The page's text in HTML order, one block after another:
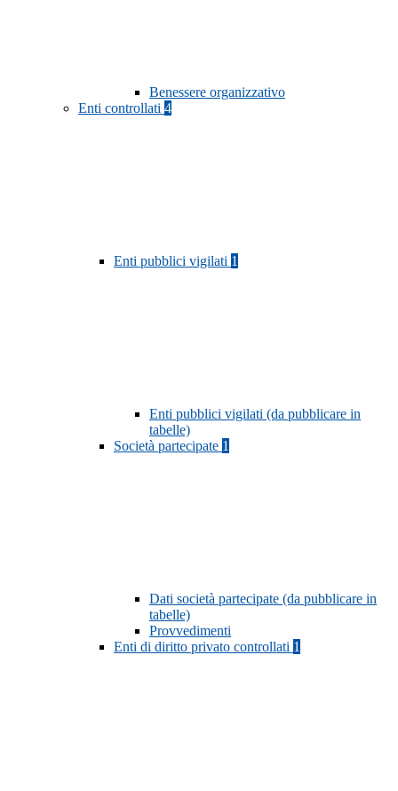
Benessere organizzativo
Enti controllati 4
Enti pubblici vigilati 1
Enti pubblici vigilati (da pubblicare in
tabelle)
Società partecipate 1
Dati società partecipate (da pubblicare in
tabelle)
Provvedimenti
Enti di diritto privato controllati 1